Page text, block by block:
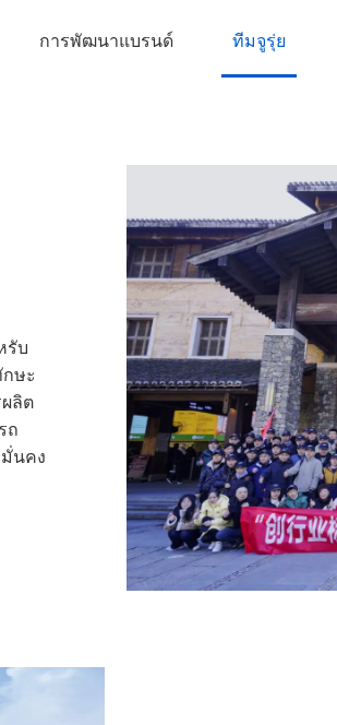
การพัฒนาแบรนด์ ทีมจูรุ่ย
รับ
ษะ
ลิต
ถ
นคง